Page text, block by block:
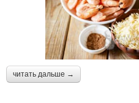
читать дальше →